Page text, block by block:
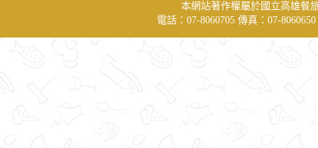
本網站著作權屬於國立高雄餐
電話：07-8060705 傳真：07-